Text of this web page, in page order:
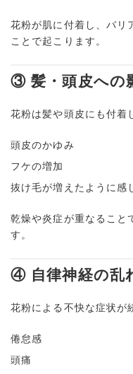
花粉が肌に付着し、バリ
ことで起こります。
③ 髪・頭皮への
花粉は髪や頭皮にも付着
頭皮のかゆみ
フケの増加
抜け毛が増えたように感
乾燥や炎症が重なること
す。
④ 自律神経の乱
花粉による不快な症状が
倦怠感
頭痛